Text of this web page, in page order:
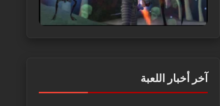
آخر أخبار اللعبة